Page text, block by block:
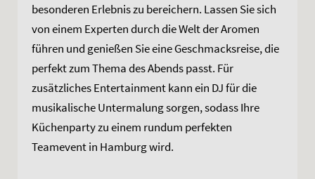
besonderen Erlebnis zu bereichern. Lassen Sie sich
von einem Experten durch die Welt der Aromen
führen und genießen Sie eine Geschmacksreise, die
perfekt zum Thema des Abends passt. Für
zusätzliches Entertainment kann ein DJ für die
musikalische Untermalung sorgen, sodass Ihre
Küchenparty zu einem rundum perfekten
Teamevent in Hamburg wird.